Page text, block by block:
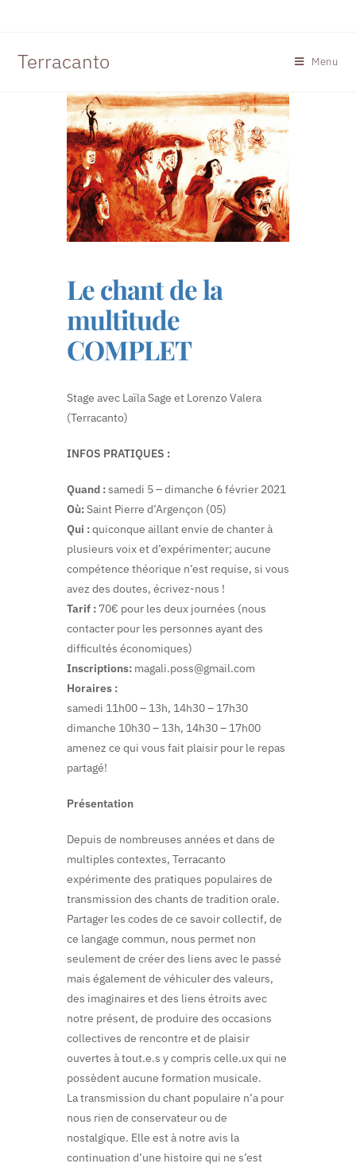
Terracanto Menu
Le chant de la
multitude
COMPLET
Stage avec Laïla Sage et Lorenzo Valera
(Terracanto)
INFOS PRATIQUES :
Quand :samedi 5 – dimanche 6 février 2021
Où:Saint Pierre d’Argençon (05)
Qui :quiconque aillant envie de chanter à
plusieurs voix et d’expérimenter; aucune
compétence théorique n’est requise, si vous
avez des doutes, écrivez-nous !
Tarif : 70€ pour les deux journées (nous
contacter pour les personnes ayant des
difficultés économiques)
Inscriptions: magali.poss@gmail.com
Horaires :
samedi 11h00 – 13h, 14h30 – 17h30
dimanche 10h30 – 13h, 14h30 – 17h00
amenez ce qui vous fait plaisir pour le repas
partagé!
Présentation
Depuis de nombreuses années et dans de
multiples contextes, Terracanto
expérimente des pratiques populaires de
transmission des chants de tradition orale.
Partager les codes de ce savoir collectif, de
ce langage commun, nous permet non
seulement de créer des liens avec le passé
mais également de véhiculer des valeurs,
des imaginaires et des liens étroits avec
notre présent, de produire des occasions
collectives de rencontre et de plaisir
ouvertes à tout.e.s y compris celle.ux qui ne
possèdent aucune formation musicale.
La transmission du chant populaire n’a pour
nous rien de conservateur ou de
nostalgique. Elle est à notre avis la
continuation d’une histoire qui ne s’est